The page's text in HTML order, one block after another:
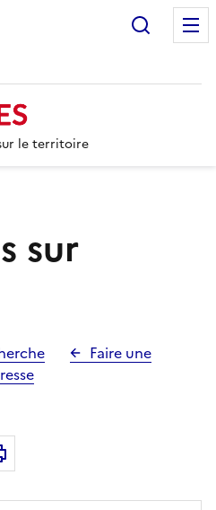
le territoire
sur
Faire une
dans le presse-papier